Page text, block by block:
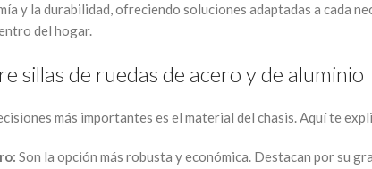
y la durabilidad, ofreciendo soluciones adaptadas a cada
del hogar.
sillas de ruedas de acero y de aluminio
más importantes es el material del chasis. Aquí te
Son la opción más robusta y económica. Destacan por su